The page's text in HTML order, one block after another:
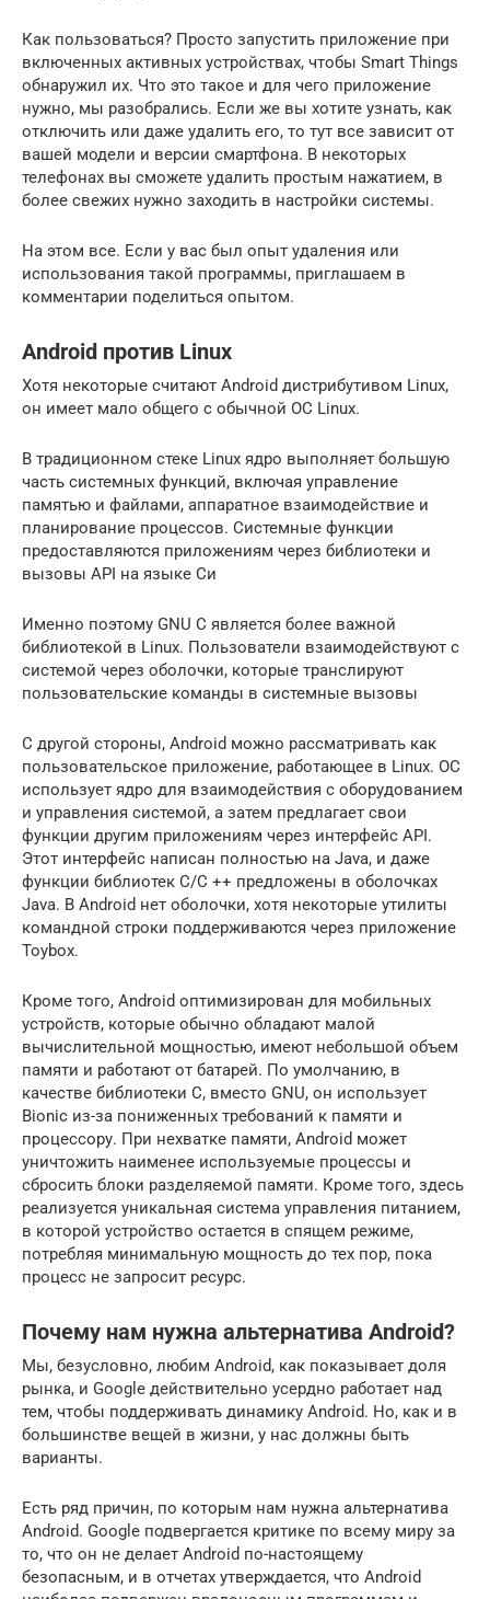
Как пользоваться? Просто запустить приложение при
включенных активных устройствах, чтобы Smart Things
обнаружил их. Что это такое и для чего приложение
нужно, мы разобрались. Если же вы хотите узнать, как
отключить или даже удалить его, то тут все зависит от
вашей модели и версии смартфона. В некоторых
телефонах вы сможете удалить простым нажатием, в
более свежих нужно заходить в настройки системы.
На этом все. Если у вас был опыт удаления или
использования такой программы, приглашаем в
комментарии поделиться опытом.
Android против Linux
Хотя некоторые считают Android дистрибутивом Linux,
он имеет мало общего с обычной ОС Linux.
В традиционном стеке Linux ядро выполняет большую
часть системных функций, включая управление
памятью и файлами, аппаратное взаимодействие и
планирование процессов. Системные функции
предоставляются приложениям через библиотеки и
вызовы API на языке Си
Именно поэтому GNU C является более важной
библиотекой в Linux. Пользователи взаимодействуют с
системой через оболочки, которые транслируют
пользовательские команды в системные вызовы
С другой стороны, Android можно рассматривать как
пользовательское приложение, работающее в Linux. ОС
использует ядро для взаимодействия с оборудованием
и управления системой, а затем предлагает свои
функции другим приложениям через интерфейс API.
Этот интерфейс написан полностью на Java, и даже
функции библиотек C/C ++ предложены в оболочках
Java. В Android нет оболочки, хотя некоторые утилиты
командной строки поддерживаются через приложение
Toybox.
Кроме того, Android оптимизирован для мобильных
устройств, которые обычно обладают малой
вычислительной мощностью, имеют небольшой объем
памяти и работают от батарей. По умолчанию, в
качестве библиотеки C, вместо GNU, он использует
Bionic из-за пониженных требований к памяти и
процессору. При нехватке памяти, Android может
уничтожить наименее используемые процессы и
сбросить блоки разделяемой памяти. Кроме того, здесь
реализуется уникальная система управления питанием,
в которой устройство остается в спящем режиме,
потребляя минимальную мощность до тех пор, пока
процесс не запросит ресурс.
Почему нам нужна альтернатива Android?
Мы, безусловно, любим Android, как показывает доля
рынка, и Google действительно усердно работает над
тем, чтобы поддерживать динамику Android. Но, как и в
большинстве вещей в жизни, у нас должны быть
варианты.
Есть ряд причин, по которым нам нужна альтернатива
Android. Google подвергается критике по всему миру за
то, что он не делает Android по-настоящему
безопасным, и в отчетах утверждается, что Android